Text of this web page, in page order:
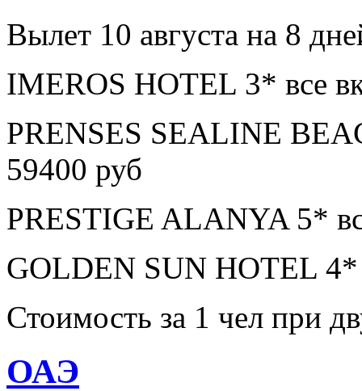
Вылет 10 августа на 8
IMEROS HOTEL 3* все
PRENSES SEALINE
59400 руб
PRESTIGE ALANYA 5*
GOLDEN SUN HOTEL 4*
Стоимость за 1 чел при
ОАЭ